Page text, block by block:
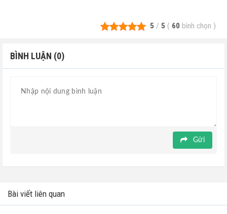
5 / 5 ( 60 bình chọn )
BÌNH LUẬN (0)
Gửi
Bài viết liên quan